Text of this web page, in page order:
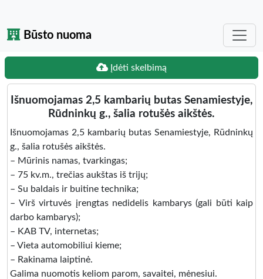
Būsto nuoma
Įdėti skelbimą
Išnuomojamas 2,5 kambarių butas Senamiestyje,
Rūdninkų g., šalia rotušės aikštės.
Išnuomojamas 2,5 kambarių butas Senamiestyje, Rūdninkų
g., šalia rotušės aikštės.
– Mūrinis namas, tvarkingas;
– 75 kv.m., trečias aukštas iš trijų;
– Su baldais ir buitine technika;
– Virš virtuvės įrengtas nedidelis kambarys (gali būti kaip
darbo kambarys);
– KAB TV, internetas;
– Vieta automobiliui kieme;
– Rakinama laiptinė.
Galima nuomotis keliom parom, savaitei, mėnesiui.